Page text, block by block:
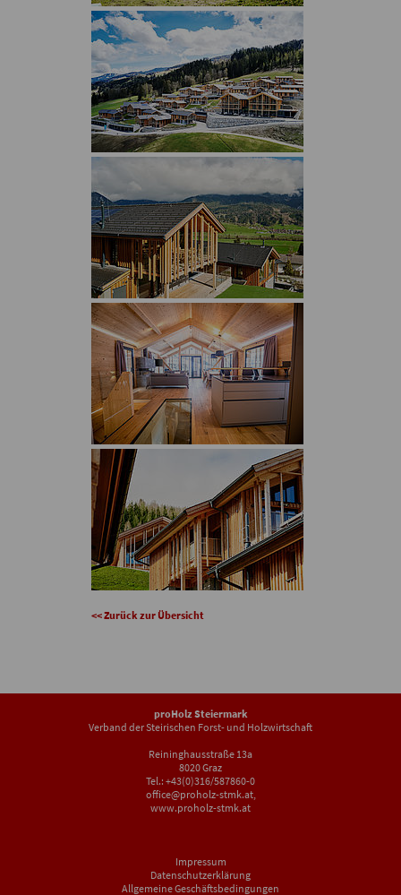
<< Zurück zur Übersicht
proHolz Steiermark
Verband der Steirischen Forst- und Holzwirtschaft
Reininghausstraße 13a
8020 Graz
Tel.: +43(0)316/587860-0
office@proholz-stmk.at,
www.proholz-stmk.at
Impressum
Datenschutzerklärung
Allgemeine Geschäftsbedingungen